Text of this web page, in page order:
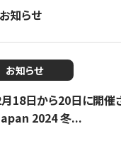
知らせ
お知らせ
月18日から20日に開催
2024 冬...